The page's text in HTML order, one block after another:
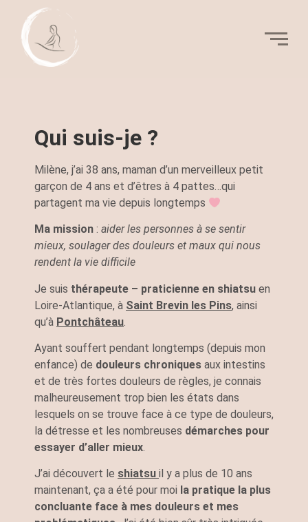
Qui suis-je ?
Milène, j’ai 38 ans, maman d’un merveilleux petit
garçon de 4 ans et d’êtres à 4 pattes…qui
partagent ma vie depuis longtemps
Ma mission : aider les personnes à se sentir
mieux, soulager des douleurs et maux qui nous
rendent la vie difficile
Je suis thérapeute – praticienne en shiatsu en
Loire-Atlantique, à Saint Brevin les Pins, ainsi
qu’à Pontchâteau
Ayant souffert pendant longtemps (depuis mon
enfance) de douleurs chroniques aux intestins
et de très fortes douleurs de règles, je connais
malheureusement trop bien les états dans
lesquels on se trouve face à ce type de douleurs,
la détresse et les nombreuses démarches pour
essayer d’aller mieux.
J’ai découvert le shiatsu il y a plus de 10 ans
maintenant, ça a été pour moi la pratique la plus
concluante face à mes douleurs et mes